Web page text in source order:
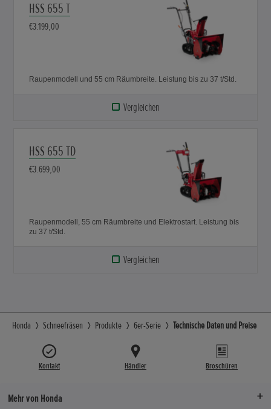
HSS 655 T
€3.199,00
Raupenmodell und 55 cm Räumbreite. Leistung bis zu 37 t/Std.
Vergleichen
HSS 655 TD
€3.699,00
Raupenmodell, 55 cm Räumbreite und Elektrostart. Leistung bis
zu 37 t/Std.
Vergleichen
Honda Schneefräsen Produkte 6er-Serie Technische Daten und Preise
Kontakt Händler Broschüren
Mehr von Honda